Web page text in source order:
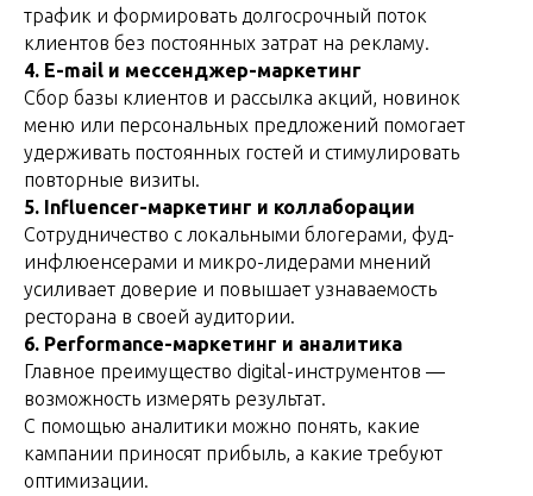
трафик и формировать долгосрочный поток
клиентов без постоянных затрат на рекламу.
4. E-mail и мессенджер-маркетинг
Сбор базы клиентов и рассылка акций, новинок
меню или персональных предложений помогает
удерживать постоянных гостей и стимулировать
повторные визиты.
5. Influencer-маркетинг и коллаборации
Сотрудничество с локальными блогерами, фуд-
инфлюенсерами и микро-лидерами мнений
усиливает доверие и повышает узнаваемость
ресторана в своей аудитории.
6. Performance-маркетинг и аналитика
Главное преимущество digital-инструментов —
возможность измерять результат.
С помощью аналитики можно понять, какие
кампании приносят прибыль, а какие требуют
оптимизации.